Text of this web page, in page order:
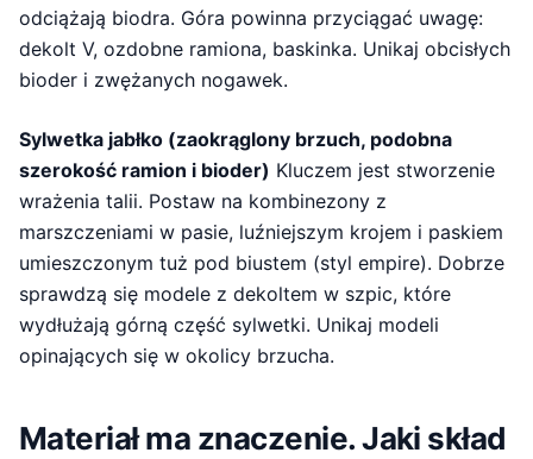
odciążają biodra. Góra powinna przyciągać uwagę:
dekolt V, ozdobne ramiona, baskinka. Unikaj obcisłych
bioder i zwężanych nogawek.
Sylwetka jabłko (zaokrąglony brzuch, podobna
szerokość ramion i bioder) Kluczem jest stworzenie
wrażenia talii. Postaw na kombinezony z
marszczeniami w pasie, luźniejszym krojem i paskiem
umieszczonym tuż pod biustem (styl empire). Dobrze
sprawdzą się modele z dekoltem w szpic, które
wydłużają górną część sylwetki. Unikaj modeli
opinających się w okolicy brzucha.
Materiał ma znaczenie. Jaki skład